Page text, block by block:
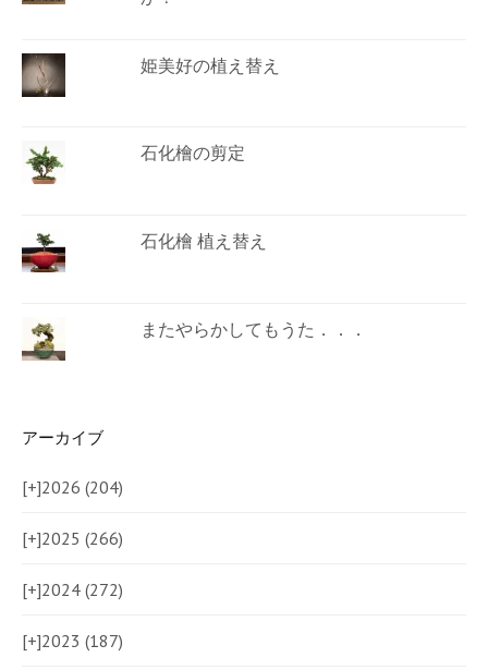
姫美好の植え替え
石化檜の剪定
石化檜 植え替え
またやらかしてもうた．．．
アーカイブ
[+]2026 (204)
[+]2025 (266)
[+]2024 (272)
[+]2023 (187)